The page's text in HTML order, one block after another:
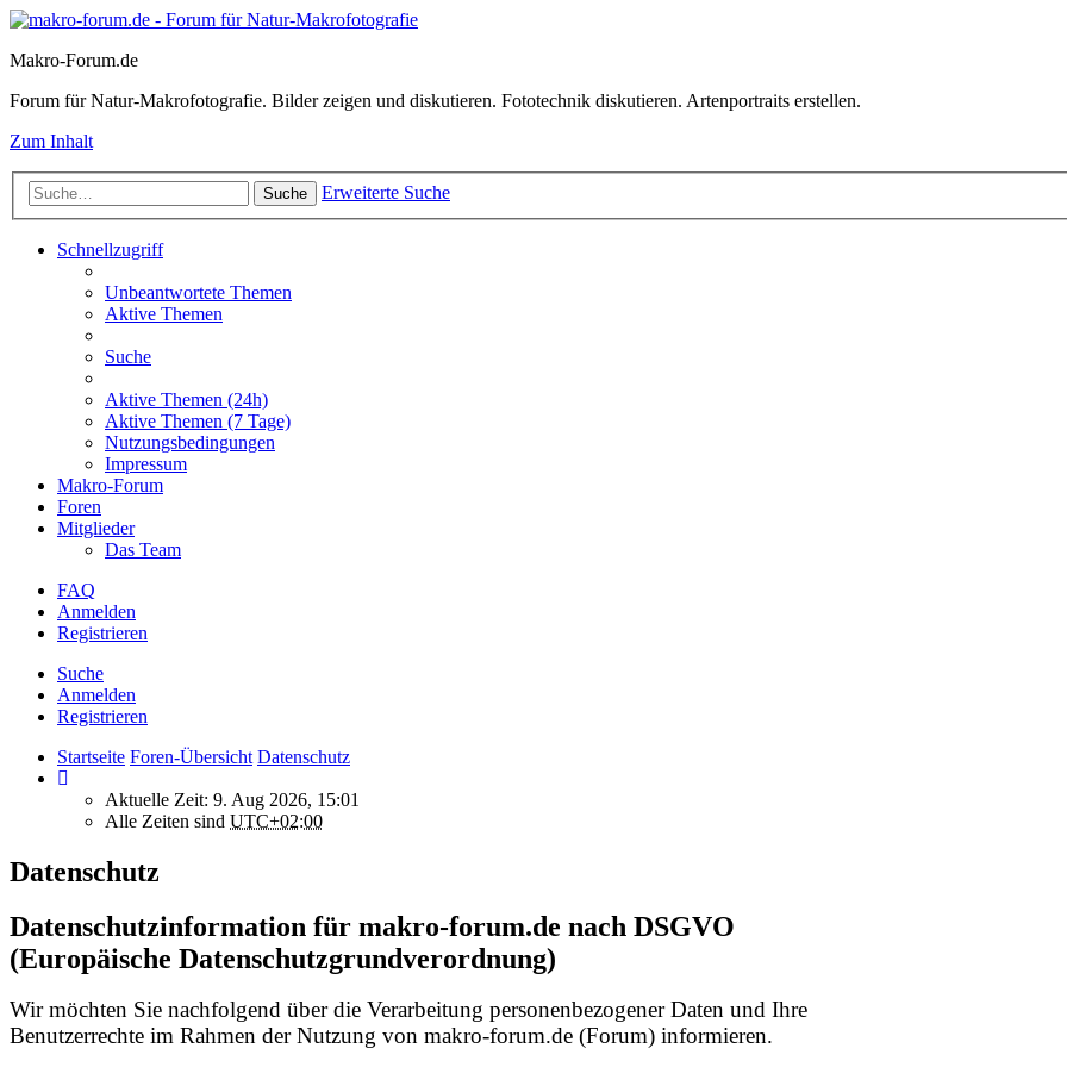
Makro-Forum.de
Forum für Natur-Makrofotografie. Bilder zeigen und diskutieren. Fototechnik diskutieren. Artenportraits erstellen.
Zum Inhalt
Suche Erweiterte Suche
Schnellzugriff
Unbeantwortete Themen
Aktive Themen
Suche
Aktive Themen (24h)
Aktive Themen (7 Tage)
Nutzungsbedingungen
Impressum
Makro-Forum
Foren
Mitglieder
Das Team
FAQ
Anmelden
Registrieren
Suche
Anmelden
Registrieren
Startseite Foren-Übersicht Datenschutz
Aktuelle Zeit: 9. Aug 2026, 15:01
Alle Zeiten sind UTC+02:00
Datenschutz
Datenschutzinformation für makro-forum.de nach DSGVO
(Europäische Datenschutzgrundverordnung)
Wir möchten Sie nachfolgend über die Verarbeitung personenbezogener Daten und Ihre
Benutzerrechte im Rahmen der Nutzung von makro-forum.de (Forum) informieren.